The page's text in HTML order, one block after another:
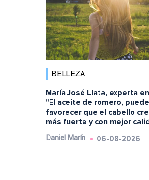
BELLEZA
María José Llata, experta
"El aceite de romero, puede
favorecer que el cabello
más fuerte y con mejor
Daniel Marín 06-08-2026